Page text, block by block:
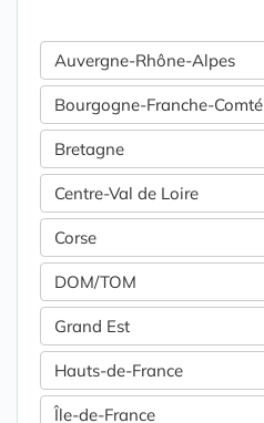
Auvergne-Rhône-Alpes
Bourgogne-Franche-Comté
Bretagne
Centre-Val de Loire
Corse
DOM/TOM
Grand Est
Hauts-de-France
Île-de-France